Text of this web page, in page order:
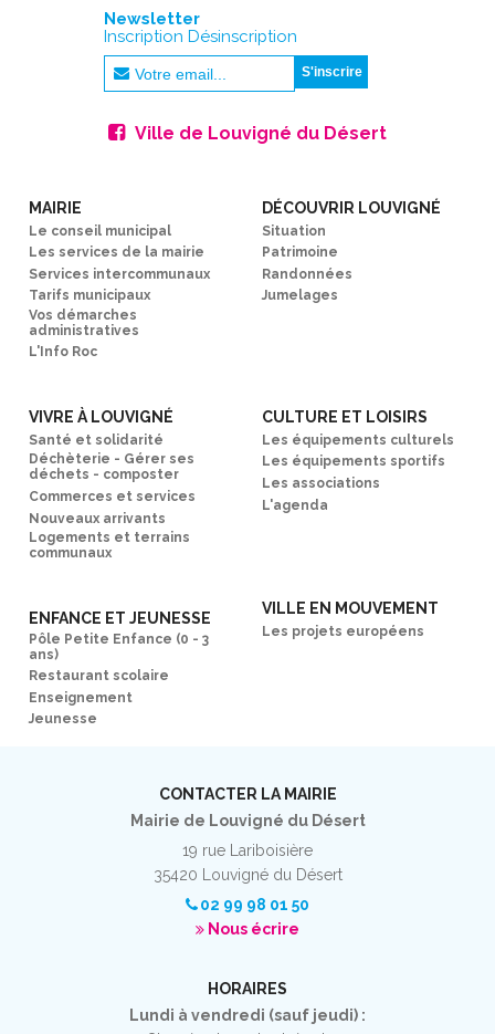
Newsletter
Inscription Désinscription
Ville de Louvigné du Désert
MAIRIE
Le conseil municipal
Les services de la mairie
Services intercommunaux
Tarifs municipaux
Vos démarches
administratives
L'Info Roc
DÉCOUVRIR LOUVIGNÉ
Situation
Patrimoine
Randonnées
Jumelages
VIVRE À LOUVIGNÉ
Santé et solidarité
Déchèterie - Gérer ses
déchets - composter
Commerces et services
Nouveaux arrivants
Logements et terrains
communaux
CULTURE ET LOISIRS
Les équipements culturels
Les équipements sportifs
Les associations
L'agenda
ENFANCE ET JEUNESSE
Pôle Petite Enfance (0 - 3
ans)
Restaurant scolaire
Enseignement
Jeunesse
VILLE EN MOUVEMENT
Les projets européens
CONTACTER LA MAIRIE
Mairie de Louvigné du Désert
19 rue Lariboisière
35420 Louvigné du Désert
02 99 98 01 50
Nous écrire
HORAIRES
Lundi à vendredi (sauf jeudi) :